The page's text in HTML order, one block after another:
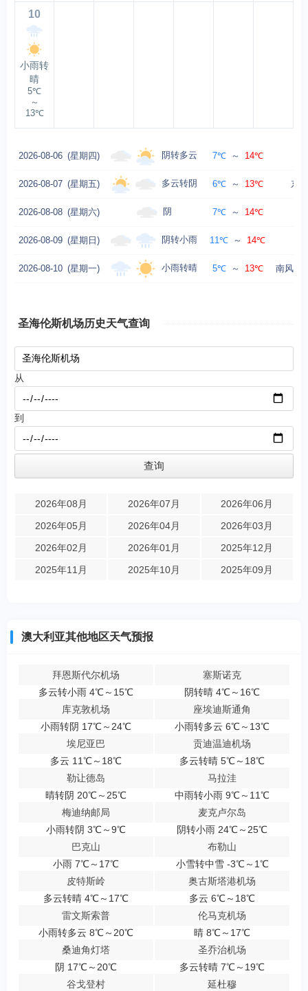
10
小雨转
晴
5℃
～
13℃
2026-08-06 (星期四) 阴转多云 7℃ ～ 14℃
2026-08-07 (星期五) 多云转阴 6℃ ～ 13℃ 东
2026-08-08 (星期六) 阴 7℃ ～ 14℃
2026-08-09 (星期日) 阴转小雨 11℃ ～ 14℃
2026-08-10 (星期一) 小雨转晴 5℃ ～ 13℃ 南风转
圣海伦斯机场历史天气查询
从
到
2026年08月 2026年07月
2026年06月
2026年05月
2026年04月
2026年03月
2026年02月
2026年01月
2025年12月
2025年11月
2025年10月 2025年09月
澳大利亚其他地区天气预报
拜恩斯代尔机场
多云转小雨 4℃～15℃
塞斯诺克
阴转晴 4℃～16℃
库克敦机场
小雨转阴 17℃～24℃
座埃迪斯通角
小雨转多云 6℃～13℃
埃尼亚巴
多云 11℃～18℃
贡迪温迪机场
多云转晴 5℃～18℃
勒让德岛
晴转阴 20℃～25℃
马拉洼
中雨转小雨 9℃～11℃
梅迪纳邮局
小雨转阴 3℃～9℃
麦克卢尔岛
阴转小雨 24℃～25℃
巴克山
小雨 7℃～17℃
布勒山
小雪转中雪 -3℃～1℃
皮特斯岭
多云转晴 4℃～17℃
奥古斯塔港机场
多云 6℃～18℃
雷文斯索普
小雨转多云 8℃～20℃
伦马克机场
晴 8℃～17℃
桑迪角灯塔
阴 17℃～20℃
圣乔治机场
多云转晴 7℃～19℃
谷戈登村
延杜穆